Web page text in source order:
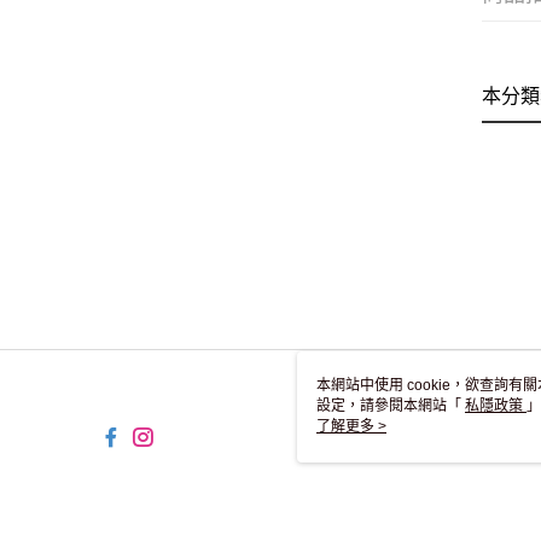
本分
本網站中使用 cookie，欲查詢有
設定，請參閱本網站「 私隱政策
用 cookie。
了解更多 >